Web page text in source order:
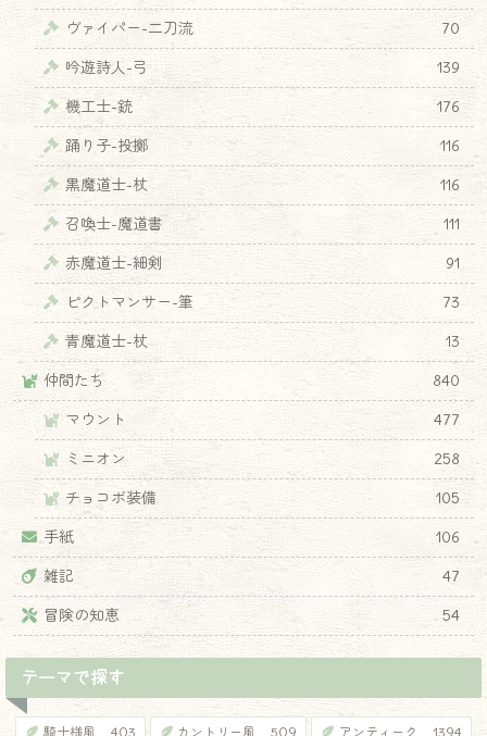
ヴァイパー-二刀流
70
吟遊詩人-弓
139
機工士-銃
176
踊り子-投擲
116
黒魔道士-杖
116
召喚士-魔道書
111
赤魔道士-細剣
91
ピクトマンサー-筆
73
青魔道士-杖
13
仲間たち
840
マウント
477
ミニオン
258
チョコボ装備
105
手紙
106
雑記
47
冒険の知恵
54
テーマで探す
騎士様風 403 カントリー風 509 アンティーク 1394